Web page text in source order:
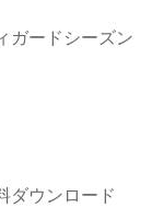
ガードシーズン
ダウンロード